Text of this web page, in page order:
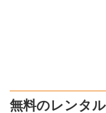
無料のレンタ